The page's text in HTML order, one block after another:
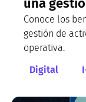
Conoce los
gestión de
operativa.
Digital